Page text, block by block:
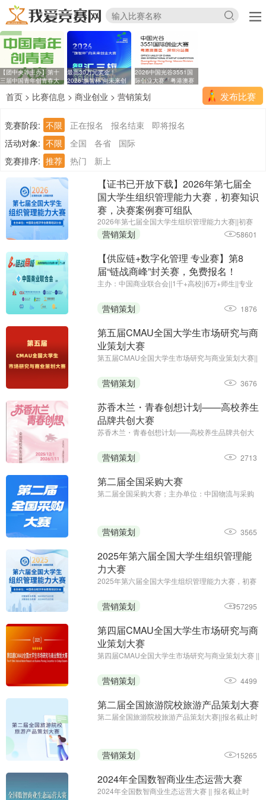
【团中央等主办】第十
三届中国青年创青春大
最高30万元奖金！
2026“旗智杯”向未来创
2026中国光谷3551国
际创业大赛「粤港澳赛
发布比赛
首页 > 比赛信息 > 商业创业 > 营销策划
竞赛阶段: 不限 正在报名 报名结束
即将报名
活动对象: 不限 全国 各省
国际
竞赛排序: 推荐 热门 新上
【证书已开放下载】2026年第七届全
国大学生组织管理能力大赛，初赛知识
赛，决赛案例赛可组队
2026年第七届全国大学生组织管理能力大赛||初赛
报名截止时间：2026年6月25日||主办单位：中国商
业经济学会教育培训分会
营销策划 58601
【供应链+数字化管理 专业赛】第8
届“链战商峰”封关赛，免费报名！
主办：中国商业联合会||1千+高校||6万+师生||专业
营销策划 1876
第五届CMAU全国大学生市场研究与商
业策划大赛
第五届CMAU全国大学生市场研究与商业策划大赛||
（www.cmau.org.cn）、Credamo见数
（www.credamo.com）
营销策划 3676
苏香木兰・青春创想计划——高校养生
品牌共创大赛
苏香木兰・青春创想计划——高校养生品牌共创大
海苏香木兰健康科技有限公司
营销策划 2713
第二届全国采购大赛
第二届全国采购大赛；主办单位：中国物流与采购
营销策划 3565
2025年第六届全国大学生组织管理能
力大赛
2025年第六届全国大学生组织管理能力大赛，初赛
日;主办单位：中国商业经济学会教育培训分会
营销策划 157295
第四届CMAU全国大学生市场研究与商
业策划大赛
第四届CMAU全国大学生市场研究与商业策划大赛 ||
院校市场学研究会、Credamo见数
营销策划 4499
第二届全国旅游院校旅游产品策划大赛
第二届全国旅游院校旅游产品策划大赛||报名截止时
营销策划 15265
2024年全国数智商业生态运营大赛
2024年全国数智商业生态运营大赛 || 报名截止时